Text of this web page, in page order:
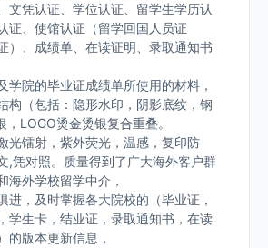
文凭认证、学位认证、留学生学历认
证、使馆认证（留学回国人员证
）、成绩单、在读证明、录取通知书
学院的毕业证成绩单所使用的材料，
构（包括：隐形水印，阴影底纹，钢
，LOGO烫金烫银复合重叠。
光镭射，紫外荧光，温感，复印防
,凭对照。质量得到了广大海外客户群
海外学校留学中介，
进，及时掌握各大院校的（毕业证，
学生卡，结业证，录取通知书，在读
的版本更新信息，